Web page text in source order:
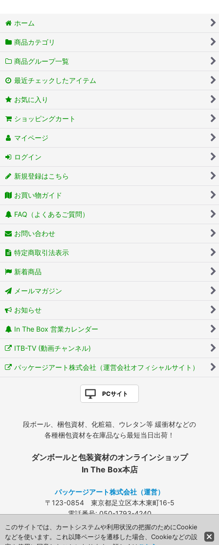
ホーム
商品カテゴリ
商品グループ一覧
最近チェックしたアイテム
お気に入り
ショッピングカート
マイページ
ログイン
新規登録はこちら
お買い物ガイド
FAQ（よくあるご質問）
お問い合わせ
特定商取引法表示
新着商品
メールマガジン
お知らせ
In The Box 営業カレンダー
ITB-TV (動画チャンネル)
パッケージアート株式会社（運営会社オフィシャルサイト）
PCサイト
段ボール、梱包資材、化粧箱、ウレタン等 緩衝材などの
各種梱包資材を在庫品なら最短当日出荷！
ダンボールと包装資材のオンラインショップ
In The Box本店
パッケージアート株式会社（運営）
〒123-0854 東京都足立区本木東町16-5
電話番号: 050-1793-4240
FAX: 03-3840-4424
メールアドレス:info@packageart.co.jp
このサイトでは、カートシステムや利用状況の把握のためにCookie
などを使います。これ以降ページを遷移した場合、Cookieなどの設